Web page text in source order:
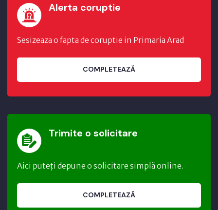
Alerta coruptie
Sesizeaza o fapta de coruptie in Primaria Arad
COMPLETEAZĂ
Trimite o solicitare
Aici puteți depune o solicitare simplă online.
COMPLETEAZĂ